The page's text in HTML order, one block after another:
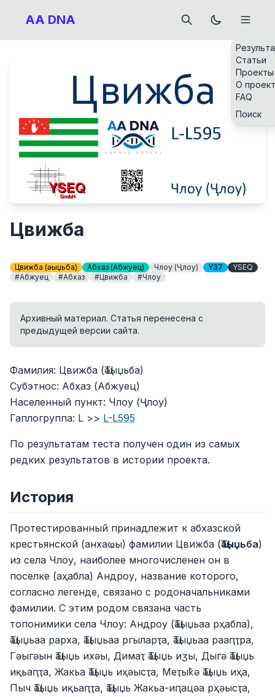
AA DNA
Статьи
Проекты
О
FAQ
Поиск
Цвижба
Цвижба (Ҵәыџьба) Абхаз (Абжуец) Члоу (Ҷлоу) Y37
YSEQ
#Абжуец
#Абхаз #Цвижба #Члоу
Архивный материал. Статья перенесена с
предыдущей версии сайта.
Фамилия: Цвижба (Ҵәыџьба)
Субэтнос: Абхаз (Абжуец)
Населенный пункт: Члоу (Ҷлоу)
Гаплогруппа: L >> L-L595
По результатам теста получен один из самых
редких результатов в истории проекта.
История
Протестированный принадлежит к абхазской
крестьянской (анхаҩы) фамилии Цвижба (Ҵәыџьба)
из села Члоу, наиболее многочисленен он в
поселке (аҳабла) Андроу, название которого,
согласно легенде, связано с родоначальниками
фамилии. С этим родом связана часть
топонимики села Члоу: Андроу (Ҵәыџьаа рҳабла),
Ҵәыџьаа рарха, Ҵәыџьаа ргыларҭа, Ҵәыџьаа рааԥҭра,
Гәыгәын Ҵәыџь ихәы, Димаҭ Ҵәыџь иӡы, Дыгә Ҵәыџь
иқьаԥҭа, Жакьа Ҵәыџь иҳәысҭа, Меҭыҟә Ҵәыџь иҳа,
Пыч Ҵәыџь иқьаԥҭа, Ҵәыџь Жакьа-иԥацәа рҳәысҭа,